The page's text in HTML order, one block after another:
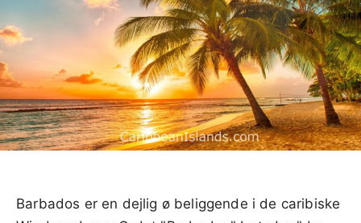
Barbados er en dejlig ø beliggende i de caribiske